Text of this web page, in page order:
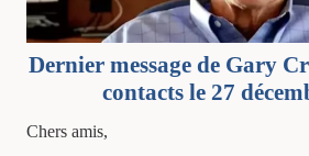
Dernier message de Gary
contacts le 27
Chers amis,